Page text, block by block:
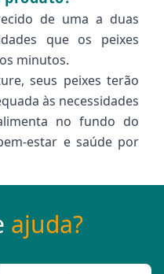
de uma a duas
que os peixes
minutos.
seus peixes terão
às necessidades
no fundo do
estar e saúde por
ajuda?